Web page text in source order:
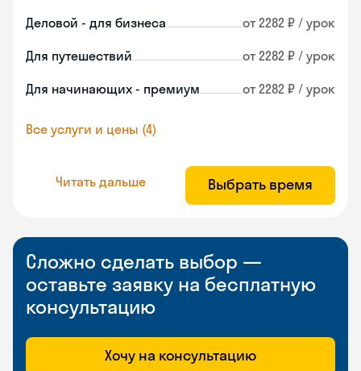
Деловой - для бизнеса от 2282 ₽ / урок
Для путешествий от 2282 ₽ / урок
Для начинающих - премиум от 2282 ₽ / урок
Все услуги и цены (4)
Читать дальше Выбрать время
Сложно сделать выбор —
оставьте заявку на бесплатную
консультацию
Хочу на консультацию